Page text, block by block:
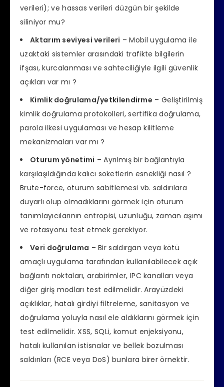
verileri); ve hassas verileri düzgün bir şekilde
siliniyor mu?
Aktarım seviyesi verileri – Mobil uygulama ile
uzaktaki sistemler arasındaki trafikte bilgilerin
ifşası, kurcalanması ve sahteciliğiyle ilgili güvenlik
açıkları var mı ?
Kimlik doğrulama/yetkilendirme – Geliştirilmiş
kimlik doğrulama protokolleri, sertifika doğrulama,
parola ilkesi uygulaması ve hesap kilitleme
mekanizmaları var mı ?
Oturum yönetimi – Ayrılmış bir bağlantıyla
karşılaşıldığında kalıcı soketlerin esnekliği nasıl ?
Brute-force, oturum sabitlemesi vb. saldırılara
duyarlı olup olmadıklarını görmek için oturum
tanımlayıcılarının entropisi, uzunluğu, zaman aşımı
ve rotasyonu test etmek gerekiyor.
Veri doğrulama – Bir saldırgan veya kötü
amaçlı uygulama tarafından kullanılabilecek açık
bağlantı noktaları, arabirimler, IPC kanalları veya
diğer giriş modları test edilmelidir. Arayüzdeki
açıklıklar, hatalı girdiyi filtreleme, sanitasyon ve
doğrulama yoluyla nasıl ele aldıklarını görmek için
test edilmelidir. XSS, SQLi, komut enjeksiyonu,
hatalı kullanılan istisnalar ve bellek bozulması
saldırıları (RCE veya DoS) bunlara birer örnektir.